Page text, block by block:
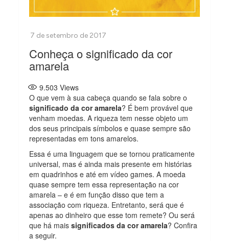
Conheça o significado da cor
amarela
9.503 Views
O que vem à sua cabeça quando se fala sobre o
significado da cor amarela? É bem provável que
venham moedas. A riqueza tem nesse objeto um
dos seus principais símbolos e quase sempre são
representadas em tons amarelos.
Essa é uma linguagem que se tornou praticamente
universal, mas é ainda mais presente em histórias
em quadrinhos e até em vídeo games. A moeda
quase sempre tem essa representação na cor
amarela – e é em função disso que tem a
associação com riqueza. Entretanto, será que é
apenas ao dinheiro que esse tom remete? Ou será
que há maissignificados da cor amarela? Confira
a seguir.